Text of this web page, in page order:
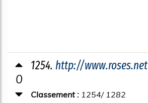
0
1254. http://www.roses.net
Classement : 1254/ 1282